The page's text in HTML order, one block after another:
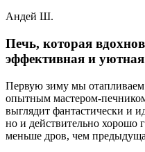
Андей Ш.
Печь, которая
эффективная и
Первую зиму мы
опытным мастером-
выглядит фантастически и
но и действительно хорошо
меньше дров, чем